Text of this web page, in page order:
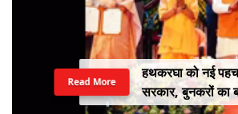
हथकरघा को नई
सरकार, बुनकरों का
Read More